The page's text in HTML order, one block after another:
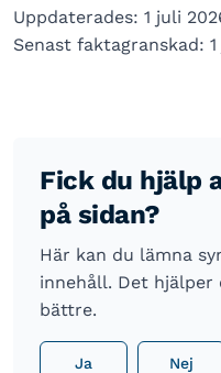
Uppdaterades: 1 juli
Senast faktagranskad:
Fick du hjälp
på sidan?
Här kan du lämna
innehåll. Det hjälper
bättre.
Ja Nej